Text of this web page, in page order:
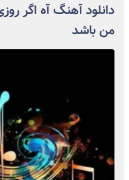
دانلود آهنگ آه اگر
من باشد